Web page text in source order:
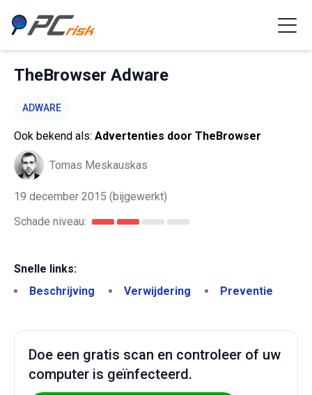
TheBrowser Adware
ADWARE
Ook bekend als: Advertenties door TheBrowser
Tomas Meskauskas
19 december 2015 (bijgewerkt)
Schade niveau:
Snelle links:
Beschrijving
Verwijdering Preventie
Doe een gratis scan en controleer of uw
computer is geïnfecteerd.